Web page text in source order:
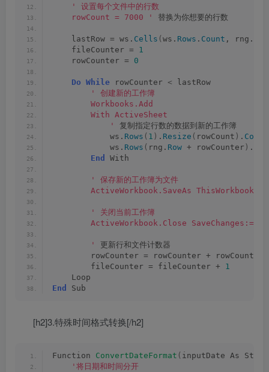
' 设置每个文件中的行数
    rowCount = 7000 '
替换为你想要的行数
    lastRow = ws.
Cells ( ws. Rows . Count , rng.
    fileCounter =
1
    rowCounter =
0
Do While rowCounter < lastRow
' 创建新的工作簿
        Workbooks.Add
        With ActiveSheet
            '
复制指定行数的数据到新的工作簿
            ws.
Rows ( 1 ) . Resize ( rowCount ) . Copy
            ws.
Rows ( rng. Row + rowCounter ) .
End
With
' 保存新的工作簿为文件
ActiveWorkbook.SaveAs
' 关闭当前工作簿
ActiveWorkbook.Close
        '
更新行和文件计数器
        rowCounter = rowCounter + rowCount
        fileCounter = fileCounter +
1
    Loop
End
Sub
[h2]3.特殊时间格式转换[/h2]
Function ConvertDateFormat ( inputDate As
'将日期和时间分开